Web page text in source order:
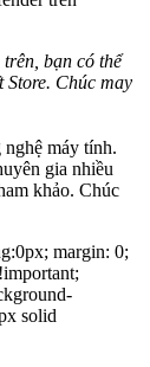
bạn có thể
Chúc may
máy tính.
gia nhiều
khảo. Chúc
margin: 0;
solid